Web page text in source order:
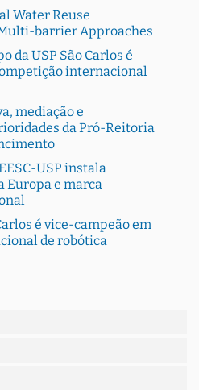
Water Reuse
barrier Approaches
da USP São Carlos é
internacional
mediação e
da Pró-Reitoria
USP instala
Europa e marca
é vice-campeão em
de robótica